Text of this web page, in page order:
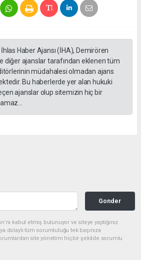
Haber Ajansı (İHA), Demirören
diğer ajanslar tarafından eklenen tüm
müdahalesi olmadan ajans
Bu haberlerde yer alan hukuki
ajanslar olup sitemizin hiç bir
Gonder
kabul etmiş bulunuyor ve siteye yaptığınız
dolaylı tüm sorumluluğu tek başınıza
site yönetimi hiçbir şekilde sorumlu